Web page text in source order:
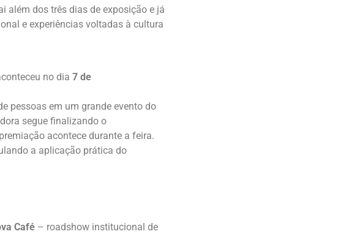
além dos três dias de exposição e já
e experiências voltadas à cultura
no dia 7 de
pessoas em um grande evento do
segue finalizando o
acontece durante a feira.
a aplicação prática do
Café – roadshow institucional de